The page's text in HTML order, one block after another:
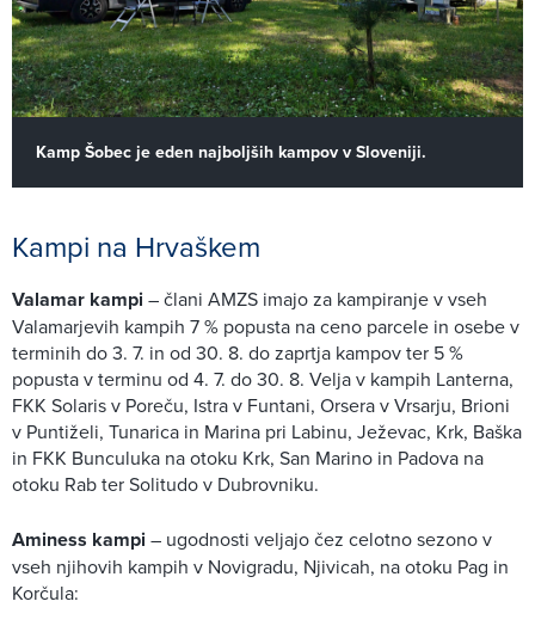
Kamp Šobec je eden najboljših kampov v Sloveniji.
Kampi na Hrvaškem
Valamar kampi – člani AMZS imajo za kampiranje v vseh
Valamarjevih kampih 7 % popusta na ceno parcele in osebe v
terminih do 3. 7. in od 30. 8. do zaprtja kampov ter 5 %
popusta v terminu od 4. 7. do 30. 8. Velja v kampih Lanterna,
FKK Solaris v Poreču, Istra v Funtani, Orsera v Vrsarju, Brioni
v Puntiželi, Tunarica in Marina pri Labinu, Ježevac, Krk, Baška
in FKK Bunculuka na otoku Krk, San Marino in Padova na
otoku Rab ter Solitudo v Dubrovniku.
Aminess kampi – ugodnosti veljajo čez celotno sezono v
vseh njihovih kampih v Novigradu, Njivicah, na otoku Pag in
Korčula: